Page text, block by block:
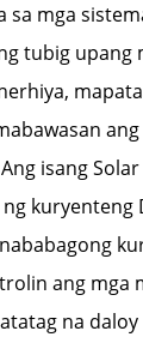
sa mga
tubig upang
isang
kuryenteng
ang mga
na